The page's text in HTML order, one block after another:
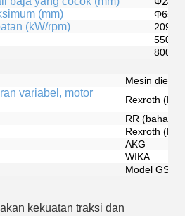
(mm) Φ65
(kW/rpm) 209/
5500
8000
Mesin diesel
variabel, motor
Rexroth
RR (bahasa
Rexroth
AKG
WIKA
Model
kekuatan traksi dan